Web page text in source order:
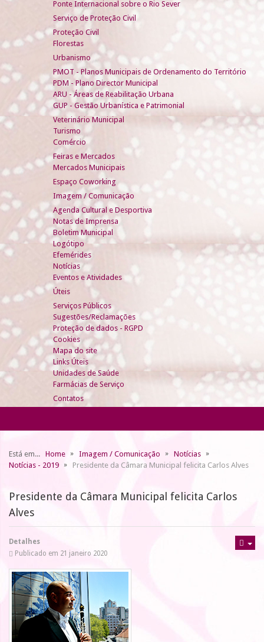
Ponte Internacional sobre o Rio Sever
Serviço de Proteção Civil
Proteção Civil
Florestas
Urbanismo
PMOT - Planos Municipais de Ordenamento do Território
PDM - Plano Director Municipal
ARU - Áreas de Reabilitação Urbana
GUP - Gestão Urbanística e Patrimonial
Veterinário Municipal
Turismo
Comércio
Feiras e Mercados
Mercados Municipais
Espaço Coworking
Imagem / Comunicação
Agenda Cultural e Desportiva
Notas de Imprensa
Boletim Municipal
Logótipo
Efemérides
Notícias
Eventos e Atividades
Úteis
Serviços Públicos
Sugestões/Reclamações
Proteção de dados - RGPD
Cookies
Mapa do site
Links Úteis
Unidades de Saúde
Farmácias de Serviço
Contatos
Está em... Home Imagem / Comunicação
Notícias
Notícias - 2019
Presidente da Câmara Municipal felicita Carlos Alves
Presidente da Câmara Municipal felicita Carlos
Alves
Detalhes
Publicado em 21 janeiro 2020